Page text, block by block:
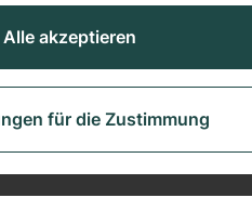
Alle akzeptieren
für die Zustimmung